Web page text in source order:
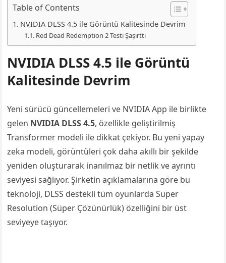
Table of Contents
NVIDIA DLSS 4.5 ile Görüntü Kalitesinde Devrim
Red Dead Redemption 2 Testi Şaşırttı
NVIDIA DLSS 4.5 ile Görüntü
Kalitesinde Devrim
Yeni sürücü güncellemeleri ve NVIDIA App ile birlikte
gelen NVIDIA DLSS 4.5, özellikle geliştirilmiş
Transformer modeli ile dikkat çekiyor. Bu yeni yapay
zeka modeli, görüntüleri çok daha akıllı bir şekilde
yeniden oluşturarak inanılmaz bir netlik ve ayrıntı
seviyesi sağlıyor. Şirketin açıklamalarına göre bu
teknoloji, DLSS destekli tüm oyunlarda Super
Resolution (Süper Çözünürlük) özelliğini bir üst
seviyeye taşıyor.